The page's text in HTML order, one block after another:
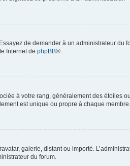
de demander à un administrateur du
Internet de phpBB®.
à votre rang, généralement des étoiles
est unique ou propre à chaque membre.
galerie, distant ou importé.
du forum.